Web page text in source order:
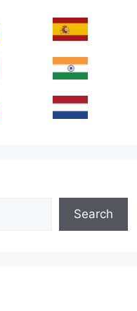
Search